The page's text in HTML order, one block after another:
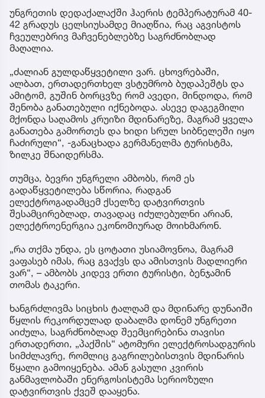
უნგრეთის დედაქალაქში ჰაერის ტემპერატურამ 40-
42 გრადუს ცელსიუსამდე მიაღწია, რაც აგვისტოს
ჩვეულებრივ მაჩვენებლებზე საგრძნობლად
მაღალია.
„ძალიან გულდაწყვეტილი ვარ. ცხოვრებაში,
ალბათ, ერთადერთხელ ვსტუმრობ ბუდაპეშტს და
ამიტომ, გუშინ ბორცვზე რომ ავედი, მინდოდა, რომ
შენობა განათებული იქნებოდა. ასევე დაგეგმილი
მქონდა საღამოს კრუიზი მდინარეზე, მაგრამ ყველა
განათება გამორთეს და ხიდი სრულ სიბნელეში იყო
ჩაძირული“, -განაცხადა გერმანელმა ტურისტმა,
ზილკე შნაიდერსმა.
თუმცა, ბევრი უნგრელი ამბობს, რომ ეს
გადაწყვეტილება სწორია, რადგან
ელექტროგადამცემ ქსელზე დატვირთვის
შესამცირებლად, თავადაც იძულებულნი არიან,
ელექტროენერგია ეკონომიურად მოიხმარონ.
„რა თქმა უნდა, ეს ცოტათი უსიამოვნოა, მაგრამ
ვაფასებ იმას, რაც გვაქვს და ამისთვის მადლიერი
ვარ“, – ამბობს კიდევ ერთი ტურისტი, ბენჯამინ
თომას ტაკერი.
ხანგრძლივმა სიცხის ტალღამ და მდინარე დუნაიში
წყლის რეკორდულად დაბალმა დონემ უნგრეთი
აიძულა, საგრძნობლად შეემცირებინა თავისი
ერთადერთი, „პაქშის“ ატომური ელექტროსადგურის
სიმძლავრე, რომლიც გაგრილებისთვის მდინარის
წყალი გამოიყენება. ამან გასული კვირის
განმავლობაში ენერგოსისტემა სერიოზული
დატვირთვის ქვეშ დააყენა.